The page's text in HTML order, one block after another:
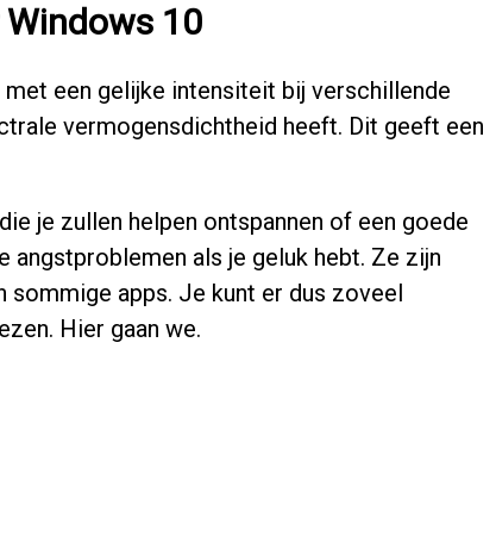
Windows 10
een gelijke intensiteit bij verschillende
vermogensdichtheid heeft. Dit geeft een
je zullen helpen ontspannen of een goede
angstproblemen als je geluk hebt. Ze zijn
sommige apps. Je kunt er dus zoveel
Hier gaan we.